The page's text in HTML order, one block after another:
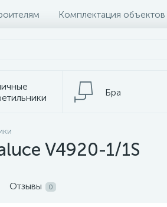
Комплектация объектов
Бра
V4920-1/1S
Отзывы 0